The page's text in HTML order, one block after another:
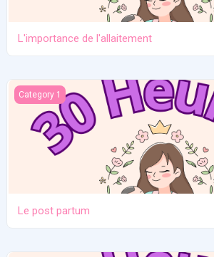
L'importance de l'allaitement
Le post partum
Category 1
Le post partum